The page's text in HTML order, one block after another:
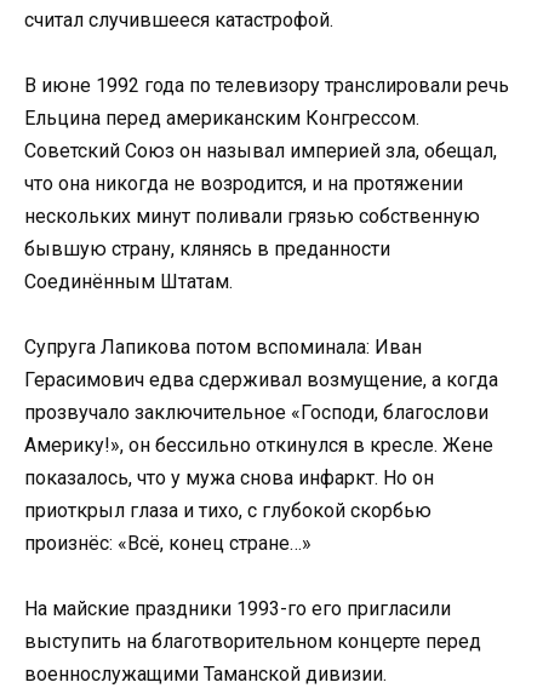
считал случившееся катастрофой.
В июне 1992 года по телевизору транслировали речь
Ельцина перед американским Конгрессом.
Советский Союз он называл империей зла, обещал,
что она никогда не возродится, и на протяжении
нескольких минут поливали грязью собственную
бывшую страну, клянясь в преданности
Соединённым Штатам.
Супруга Лапикова потом вспоминала: Иван
Герасимович едва сдерживал возмущение, а когда
прозвучало заключительное «Господи, благослови
Америку!», он бессильно откинулся в кресле. Жене
показалось, что у мужа снова инфаркт. Но он
приоткрыл глаза и тихо, с глубокой скорбью
произнёс: «Всё, конец стране…»
На майские праздники 1993-го его пригласили
выступить на благотворительном концерте перед
военнослужащими Таманской дивизии.